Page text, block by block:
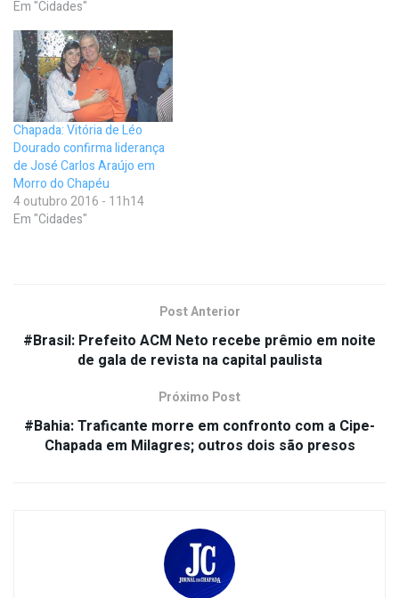
Em "Cidades"
Chapada: Vitória de Léo
Dourado confirma liderança
de José Carlos Araújo em
Morro do Chapéu
4 outubro 2016 - 11h14
Em "Cidades"
Post Anterior
#Brasil: Prefeito ACM Neto recebe prêmio em noite
de gala de revista na capital paulista
Próximo Post
#Bahia: Traficante morre em confronto com a Cipe-
Chapada em Milagres; outros dois são presos